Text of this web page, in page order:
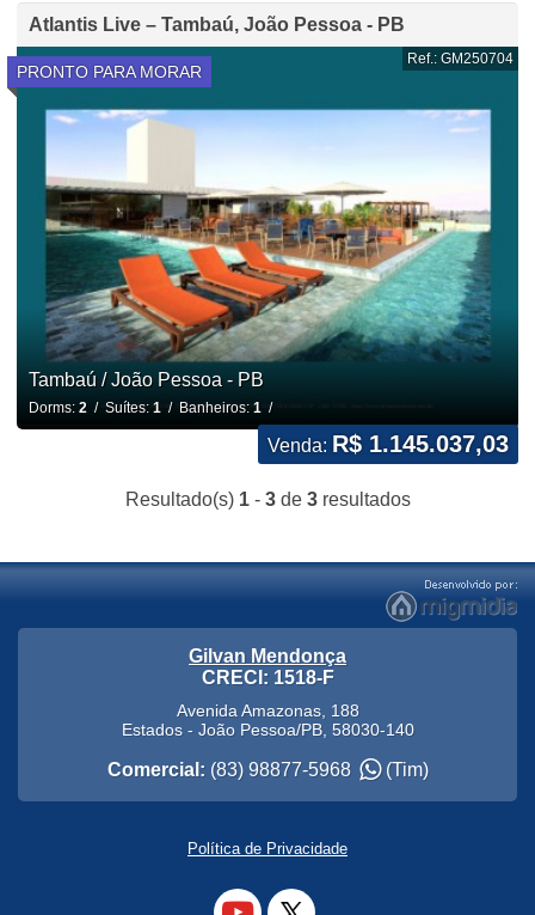
Atlantis Live – Tambaú, João Pessoa - PB
PRONTO PARA MORAR
Ref.: GM250704
Tambaú / João Pessoa - PB
Dorms: 2/ Suítes: 1 / Banheiros: 1 /
Venda: R$ 1.145.037,03
Resultado(s) 1- 3de 3resultados
Gilvan Mendonça
CRECI: 1518-F
Avenida Amazonas, 188
Estados- João Pessoa/PB, 58030-140
Comercial: (83) 98877-5968 (Tim)
Política de Privacidade